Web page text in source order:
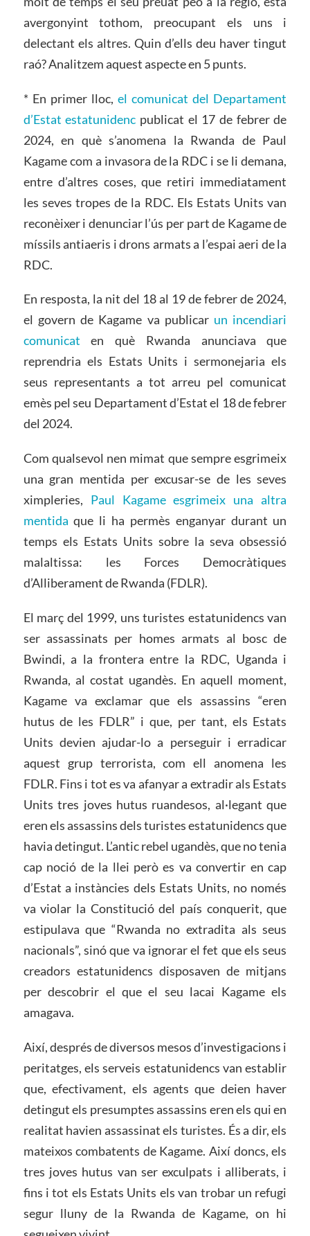
avergonyint tothom, preocupant els uns i
delectant els altres. Quin d’ells deu haver tingut
raó? Analitzem aquest aspecte en 5 punts.
* En primer lloc,el comunicat del Departament
d’Estat estatunidenc publicat el 17 de febrer de
2024, en què s’anomena la Rwanda de Paul
Kagame com a invasora de la RDC i se li demana,
entre d’altres coses, que retiri immediatament
les seves tropes de la RDC. Els Estats Units van
reconèixer i denunciar l’ús per part de Kagame de
míssils antiaeris i drons armats a l’espai aeri de la
RDC.
En resposta, la nit del 18 al 19 de febrer de 2024,
el govern de Kagame va publicar un incendiari
comunicat en què Rwanda anunciava que
reprendria els Estats Units i sermonejaria els
seus representants a tot arreu pel comunicat
emès pel seu Departament d’Estat el 18 de febrer
del 2024.
Com qualsevol nen mimat que sempre esgrimeix
una gran mentida per excusar-se de les seves
ximpleries, Paul Kagame esgrimeix una altra
mentida que li ha permès enganyar durant un
temps els Estats Units sobre la seva obsessió
malaltissa: les Forces Democràtiques
d’Alliberament de Rwanda (FDLR).
El març del 1999, uns turistes estatunidencs van
ser assassinats per homes armats al bosc de
Bwindi, a la frontera entre la RDC, Uganda i
Rwanda, al costat ugandès. En aquell moment,
Kagame va exclamar que els assassins “eren
hutus de les FDLR” i que, per tant, els Estats
Units devien ajudar-lo a perseguir i erradicar
aquest grup terrorista, com ell anomena les
FDLR. Fins i tot es va afanyar a extradir als Estats
Units tres joves hutus ruandesos, al·legant que
eren els assassins dels turistes estatunidencs que
havia detingut. L’antic rebel ugandès, que no tenia
cap noció de la llei però es va convertir en cap
d’Estat a instàncies dels Estats Units, no només
va violar la Constitució del país conquerit, que
estipulava que “Rwanda no extradita als seus
nacionals”, sinó que va ignorar el fet que els seus
creadors estatunidencs disposaven de mitjans
per descobrir el que el seu lacai Kagame els
amagava.
Així, després de diversos mesos d’investigacions i
peritatges, els serveis estatunidencs van establir
que, efectivament, els agents que deien haver
detingut els presumptes assassins eren els qui en
realitat havien assassinat els turistes. És a dir, els
mateixos combatents de Kagame. Així doncs, els
tres joves hutus van ser exculpats i alliberats, i
fins i tot els Estats Units els van trobar un refugi
segur lluny de la Rwanda de Kagame, on hi